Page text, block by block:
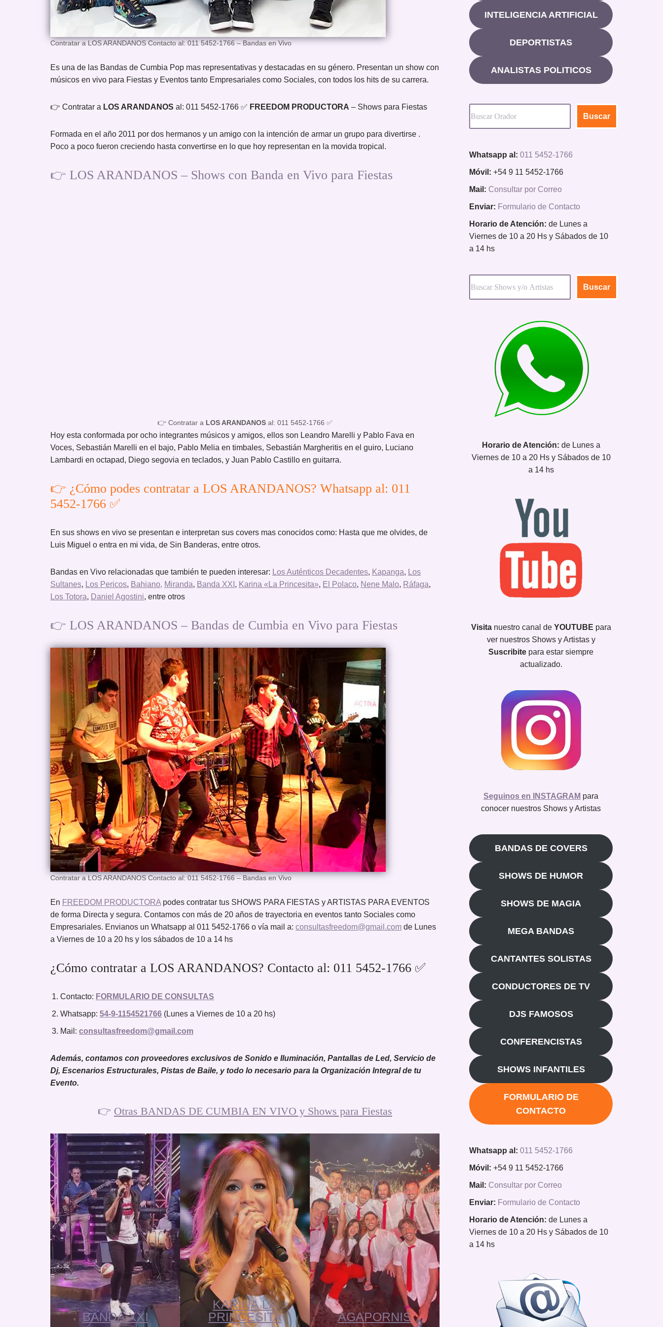
Contratar a LOS ARANDANOS Contacto al: 011 5452-1766 – Bandas en Vivo
Es una de las Bandas de Cumbia Pop mas representativas y destacadas en su género. Presentan un show con
músicos en vivo para Fiestas y Eventos tanto Empresariales como Sociales, con todos los hits de su carrera.
👉 Contratar a LOS ARANDANOS al: 011 5452-1766 ✅ FREEDOM PRODUCTORA – Shows para Fiestas
Formada en el año 2011 por dos hermanos y un amigo con la intención de armar un grupo para divertirse .
Poco a poco fueron creciendo hasta convertirse en lo que hoy representan en la movida tropical.
👉 LOS ARANDANOS – Shows con Banda en Vivo para Fiestas
👉 Contratar a LOS ARANDANOS al: 011 5452-1766 ✅
Hoy esta conformada por ocho integrantes músicos y amigos, ellos son Leandro Marelli y Pablo Fava en
Voces, Sebastián Marelli en el bajo, Pablo Melia en timbales, Sebastián Margheritis en el guiro, Luciano
Lambardi en octapad, Diego segovia en teclados, y Juan Pablo Castillo en guitarra.
👉 ¿Cómo podes contratar a LOS ARANDANOS? Whatsapp al: 011
5452-1766 ✅
En sus shows en vivo se presentan e interpretan sus covers mas conocidos como: Hasta que me olvides, de
Luis Miguel o entra en mi vida, de Sin Banderas, entre otros.
Bandas en Vivo relacionadas que también te pueden interesar: Los Auténticos Decadentes, Kapanga, Los
Sultanes, Los Pericos, Bahiano, Miranda, Banda XXI , Karina «La Princesita», El Polaco, Nene Malo, Ráfaga,
Los Totora, Daniel Agostini, entre otros
👉 LOS ARANDANOS – Bandas de Cumbia en Vivo para Fiestas
Contratar a LOS ARANDANOS Contacto al: 011 5452-1766 – Bandas en Vivo
En FREEDOM PRODUCTORA podes contratar tus SHOWS PARA FIESTAS y ARTISTAS PARA EVENTOS
de forma Directa y segura. Contamos con más de 20 años de trayectoria en eventos tanto Sociales como
Empresariales. Envianos un Whatsapp al 011 5452-1766 o vía mail a: consultasfreedom@gmail.com de Lunes
a Viernes de 10 a 20 hs y los sábados de 10 a 14 hs
¿Cómo contratar a LOS ARANDANOS? Contacto al: 011 5452-1766 ✅
Contacto: FORMULARIO DE CONSULTAS
Whatsapp: 54-9-1154521766 (Lunes a Viernes de 10 a 20 hs)
Mail: consultasfreedom@gmail.com
Además, contamos con proveedores exclusivos de Sonido e Iluminación, Pantallas de Led, Servicio de
Dj, Escenarios Estructurales, Pistas de Baile, y todo lo necesario para la Organización Integral de tu
Evento.
👉 Otras BANDAS DE CUMBIA EN VIVO y Shows para Fiestas
BANDA XXI
KARINA LA
PRINCESITA
AGAPORNIS
INTELIGENCIA ARTIFICIAL
DEPORTISTAS
ANALISTAS POLITICOS
Buscar
Whatsapp al: 011 5452-1766
Móvil: +54 9 11 5452-1766
Mail: Consultar por Correo
Enviar: Formulario de Contacto
Horario de Atención: de Lunes a
Viernes de 10 a 20 Hs y Sábados de 10
a 14 hs
Buscar
Horario de Atención: de Lunes a
Viernes de 10 a 20 Hs y Sábados de 10
a 14 hs
Visita nuestro canal de YOUTUBE para
ver nuestros Shows y Artistas y
Suscribite para estar siempre
actualizado.
Seguinos en INSTAGRAM para
conocer nuestros Shows y Artistas
BANDAS DE COVERS
SHOWS DE HUMOR
SHOWS DE MAGIA
MEGA BANDAS
CANTANTES SOLISTAS
CONDUCTORES DE TV
DJS FAMOSOS
CONFERENCISTAS
SHOWS INFANTILES
FORMULARIO DE
CONTACTO
Whatsapp al: 011 5452-1766
Móvil: +54 9 11 5452-1766
Mail: Consultar por Correo
Enviar: Formulario de Contacto
Horario de Atención: de Lunes a
Viernes de 10 a 20 Hs y Sábados de 10
a 14 hs